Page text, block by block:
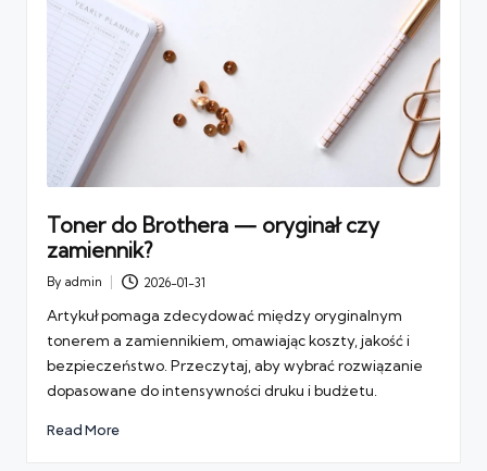
Toner do Brothera — oryginał czy
zamiennik?
Posted
By admin 2026-01-31
Artykuł pomaga zdecydować między oryginalnym
tonerem a zamiennikiem, omawiając koszty, jakość i
bezpieczeństwo. Przeczytaj, aby wybrać rozwiązanie
dopasowane do intensywności druku i budżetu.
Read More